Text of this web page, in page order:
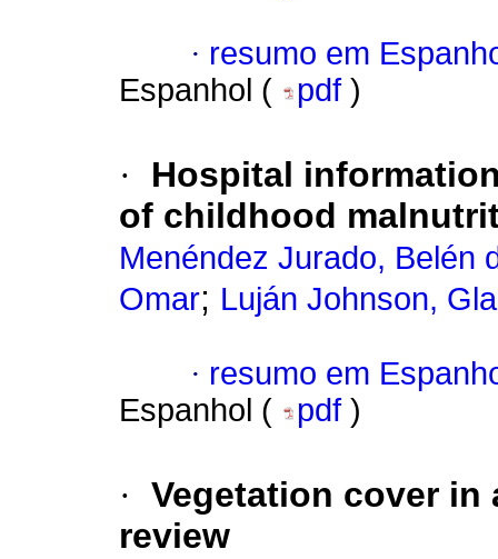
· resumo em
Espanhol (
pdf )
·
Hospital
of childhood
Menéndez Jurado, Belén
Omar; Luján Johnson,
· resumo em
Espanhol (
pdf )
· Vegetation cover in
review